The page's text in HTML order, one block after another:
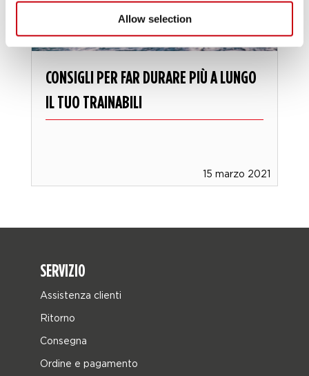
Allow selection
CONSIGLI PER FAR DURARE PIÙ A LUNGO
IL TUO TRAINABILI
15 marzo 2021
SERVIZIO
Assistenza clienti
Ritorno
Consegna
Ordine e pagamento